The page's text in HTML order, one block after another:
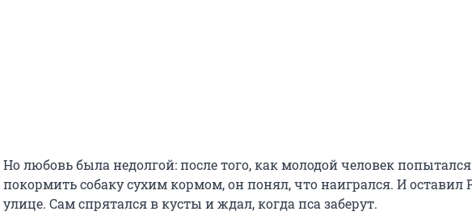
Но любовь была недолгой: после того, как молодой человек попытался
покормить собаку сухим кормом, он понял, что наигрался. И оставил
улице. Сам спрятался в кусты и ждал, когда пса заберут.